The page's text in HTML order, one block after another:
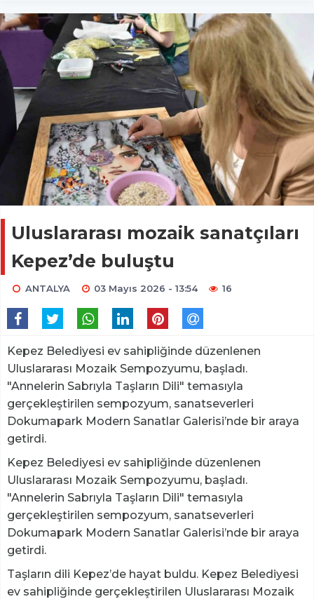
Uluslararası mozaik sanatçıları
Kepez’de buluştu
ANTALYA 03 Mayıs 2026 - 13:54 16
Kepez Belediyesi ev sahipliğinde düzenlenen
Uluslararası Mozaik Sempozyumu, başladı.
"Annelerin Sabrıyla Taşların Dili" temasıyla
gerçekleştirilen sempozyum, sanatseverleri
Dokumapark Modern Sanatlar Galerisi’nde bir araya
getirdi.
Kepez Belediyesi ev sahipliğinde düzenlenen
Uluslararası Mozaik Sempozyumu, başladı.
"Annelerin Sabrıyla Taşların Dili" temasıyla
gerçekleştirilen sempozyum, sanatseverleri
Dokumapark Modern Sanatlar Galerisi’nde bir araya
getirdi.
Taşların dili Kepez’de hayat buldu. Kepez Belediyesi
ev sahipliğinde gerçekleştirilen Uluslararası Mozaik